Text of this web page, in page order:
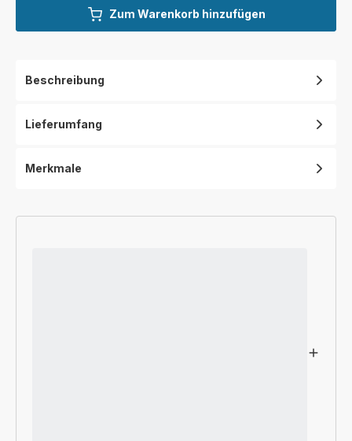
Zum Warenkorb hinzufügen
Beschreibung
Lieferumfang
Merkmale